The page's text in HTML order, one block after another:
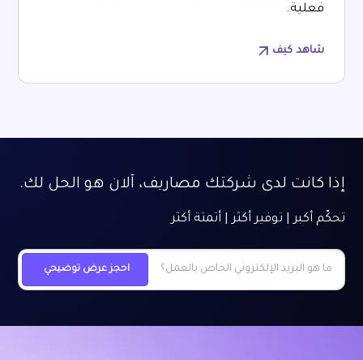
فعلية.
شاهد كيف
إذا كانت لدى شركتك مصاريف، آلان هو الحل لك.
تحكّم أكبر | توفير أكثر | أتمتة أكثر